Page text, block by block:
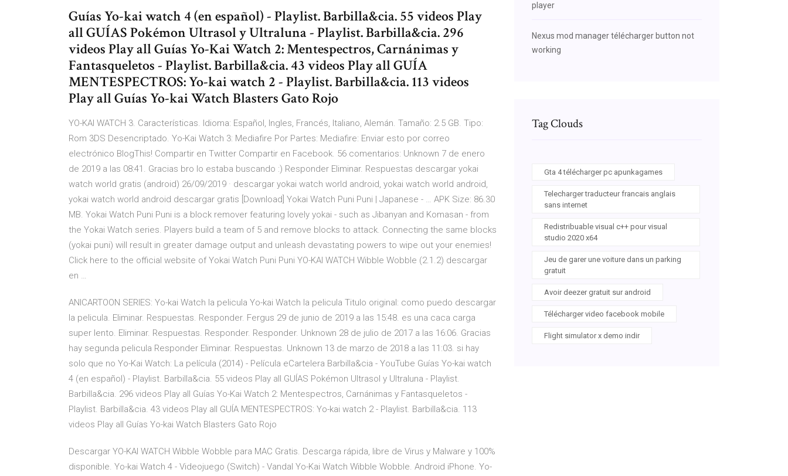
Guías Yo-kai watch 4 (en español) - Playlist. Barbilla&cia. 55 videos Play
all GUÍAS Pokémon Ultrasol y Ultraluna - Playlist. Barbilla&cia. 296
videos Play all Guías Yo-Kai Watch 2: Mentespectros, Carnánimas y
Fantasqueletos - Playlist. Barbilla&cia. 43 videos Play all GUÍA
MENTESPECTROS: Yo-kai watch 2 - Playlist. Barbilla&cia. 113 videos
Play all Guías Yo-kai Watch Blasters Gato Rojo
YO-KAI WATCH 3. Características. Idioma: Español, Ingles, Francés, Italiano, Alemán. Tamaño: 2.5 GB. Tipo:
Rom 3DS Desencriptado. Yo-Kai Watch 3: Mediafire Por Partes: Mediafire: Enviar esto por correo
electrónico BlogThis! Compartir en Twitter Compartir en Facebook. 56 comentarios: Unknown 7 de enero
de 2019 a las 08:41. Gracias bro lo estaba buscando :) Responder Eliminar. Respuestas descargar yokai
watch world gratis (android) 26/09/2019 · descargar yokai watch world android, yokai watch world android,
yokai watch world android descargar gratis [Download] Yokai Watch Puni Puni | Japanese - … APK Size: 86.30
MB. Yokai Watch Puni Puni is a block remover featuring lovely yokai - such as Jibanyan and Komasan - from
the Yokai Watch series. Players build a team of 5 and remove blocks to attack. Connecting the same blocks
(yokai puni) will result in greater damage output and unleash devastating powers to wipe out your enemies!
Click here to the official website of Yokai Watch Puni Puni YO-KAI WATCH Wibble Wobble (2.1.2) descargar
en …
ANICARTOON SERIES: Yo-kai Watch la pelicula Yo-kai Watch la pelicula Titulo original: como puedo descargar
la pelicula. Eliminar. Respuestas. Responder. Fergus 29 de junio de 2019 a las 15:48. es una caca carga
super lento. Eliminar. Respuestas. Responder. Responder. Unknown 28 de julio de 2017 a las 16:06. Gracias
hay segunda pelicula Responder Eliminar. Respuestas. Unknown 13 de marzo de 2018 a las 11:03. si hay
solo que no Yo-Kai Watch: La película (2014) - Película eCartelera Barbilla&cia - YouTube Guías Yo-kai watch
4 (en español) - Playlist. Barbilla&cia. 55 videos Play all GUÍAS Pokémon Ultrasol y Ultraluna - Playlist.
Barbilla&cia. 296 videos Play all Guías Yo-Kai Watch 2: Mentespectros, Carnánimas y Fantasqueletos -
Playlist. Barbilla&cia. 43 videos Play all GUÍA MENTESPECTROS: Yo-kai watch 2 - Playlist. Barbilla&cia. 113
videos Play all Guías Yo-kai Watch Blasters Gato Rojo
Descargar YO-KAI WATCH Wibble Wobble para MAC Gratis. Descarga rápida, libre de Virus y Malware y 100%
disponible. Yo-kai Watch 4 - Videojuego (Switch) - Vandal Yo-Kai Watch Wibble Wobble. Android iPhone. Yo-
player
Nexus mod manager télécharger button not
working
Tag Clouds
Gta 4 télécharger pc apunkagames
Telecharger traducteur francais anglais
sans internet
Redistribuable visual c++ pour visual
studio 2020 x64
Jeu de garer une voiture dans un parking
gratuit
Avoir deezer gratuit sur android
Télécharger video facebook mobile
Flight simulator x demo indir